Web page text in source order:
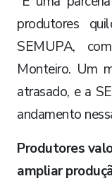
produtores
SEMUPA,
Monteiro. Um
atrasado, e a
andamento
Produtores
ampliar